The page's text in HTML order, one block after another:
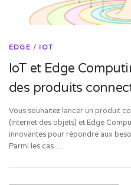
EDGE / IOT
IoT et Edge
des produits
Vous souhaitez lancer un produit
(Internet des objets) et Edge
innovantes pour répondre aux
Parmi les cas …